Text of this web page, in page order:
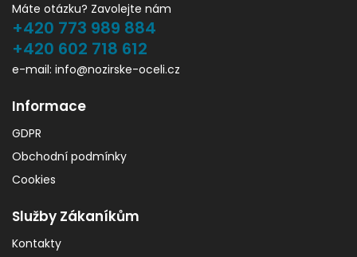
Máte otázku? Zavolejte nám
+420 773 989 884
+420 602 718 612
e-mail: info@nozirske-oceli.cz
Informace
GDPR
Obchodní podmínky
Cookies
Služby Zákaníkům
Kontakty